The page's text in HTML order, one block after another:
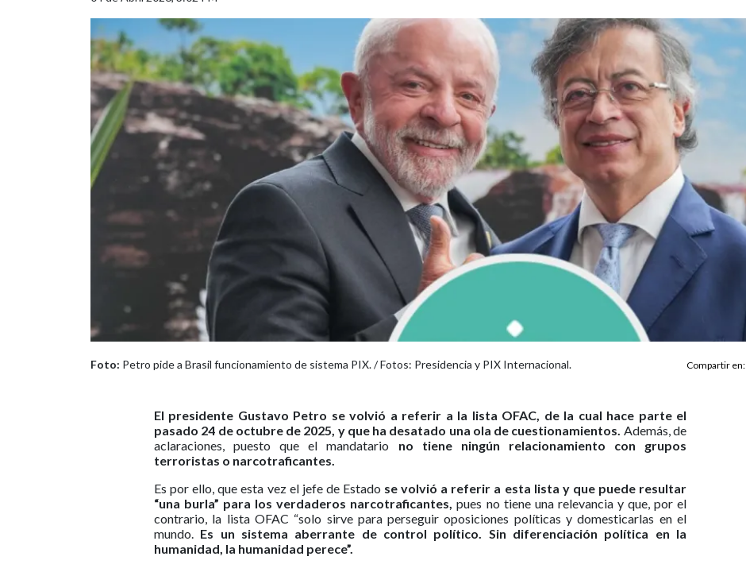
Foto: Petro pide a Brasil funcionamiento de sistema PIX. / Fotos: Presidencia y PIX Internacional. Compartir en:
El presidente Gustavo Petro se volvió a referir a la lista OFAC, de la cual hace parte el
pasado 24 de octubre de 2025, y que ha desatado una ola de cuestionamientos. Además, de
aclaraciones, puesto que el mandatario no tiene ningún relacionamiento con grupos
terroristas o narcotraficantes.
Es por ello, que esta vez el jefe de Estado se volvió a referir a esta lista y que puede resultar
“una burla” para los verdaderos narcotraficantes, pues no tiene una relevancia y que, por el
contrario, la lista OFAC “solo sirve para perseguir oposiciones políticas y domesticarlas en el
mundo. Es un sistema aberrante de control político. Sin diferenciación política en la
humanidad, la humanidad perece”.